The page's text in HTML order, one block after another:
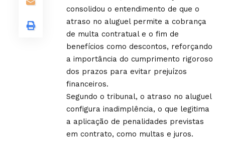
consolidou o entendimento de que o
atraso no aluguel permite a cobrança
de multa contratual e o fim de
benefícios como descontos, reforçando
a importância do cumprimento rigoroso
dos prazos para evitar prejuízos
financeiros.
Segundo o tribunal, o atraso no aluguel
configura inadimplência, o que legitima
a aplicação de penalidades previstas
em contrato, como multas e juros.